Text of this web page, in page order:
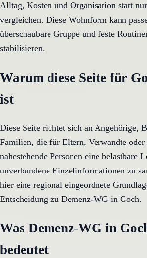
Alltag, Kosten und Organisation statt
vergleichen. Diese Wohnform kann
überschaubare Gruppe und feste
stabilisieren.
Warum diese Seite für
ist
Diese Seite richtet sich an Angehörige,
Familien, die für Eltern, Verwandte oder
nahestehende Personen eine belastbare
unverbundene Einzelinformationen zu
hier eine regional eingeordnete
Entscheidung zu Demenz-WG in Goch.
Was Demenz-WG in
bedeutet